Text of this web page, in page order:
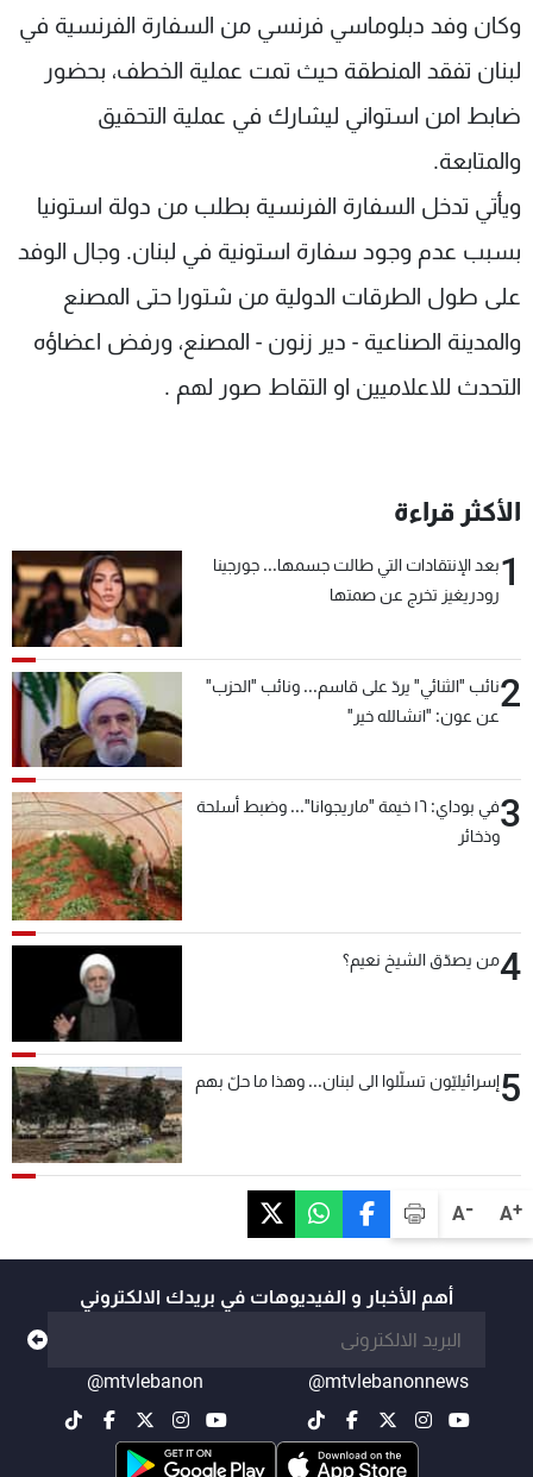
A+
A-
وكان وفد دبلوماسي فرنسي من السفارة الفرنسية في
لبنان تفقد المنطقة حيث تمت عملية الخطف، بحضور
ضابط امن استواني ليشارك في عملية التحقيق
والمتابعة.
ويأتي تدخل السفارة الفرنسية بطلب من دولة استونيا
بسبب عدم وجود سفارة استونية في لبنان. وجال الوفد
على طول الطرقات الدولية من شتورا حتى المصنع
والمدينة الصناعية - دير زنون - المصنع، ورفض اعضاؤه
التحدث للاعلاميين او التقاط صور لهم .
الأكثر قراءة
1بعد الإنتقادات التي طالت جسمها... جورجينا
رودريغيز تخرج عن صمتها
2نائب "الثنائي" يردّ على قاسم... ونائب "الحزب"
عن عون: "انشالله خير"
3
في بوداي: ١٦ خيمة "ماريجوانا"... وضبط أسلحة
وذخائر
4من يصدّق الشيخ نعيم؟
5إسرائيليّون تسلّلوا الى لبنان... وهذا ما حلّ بهم
أهم الأخبار و الفيديوهات في بريدك الالكتروني
@mtvlebanonnews
@mtvlebanon